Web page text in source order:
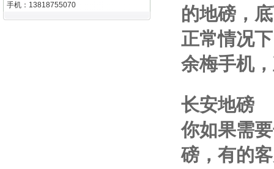
手机：13818755070
的地磅，
正常情况
余梅手机
长安地磅
你如果需要
磅，有的